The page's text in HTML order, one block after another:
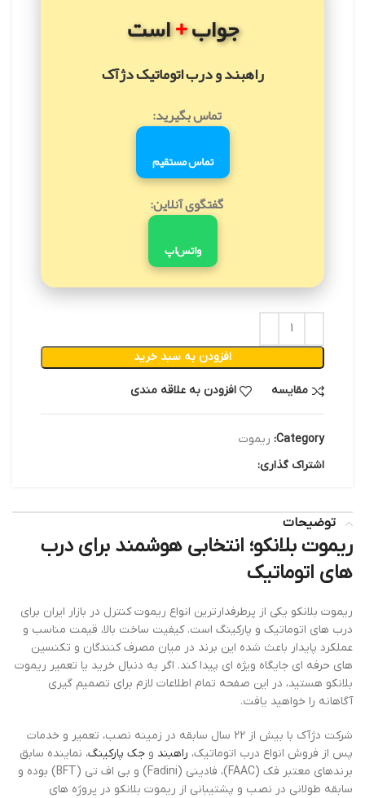
جواب+است
راهبند و درب اتوماتیک دژآک
تماس بگیرید:
تماس مستقیم
گفتگوی آنلاین:
واتس‌اپ
افزودن به سبد خرید
مقایسه افزودن به علاقه مندی
Category: ریموت
اشتراک گذاری:
توضیحات
ریموت بلانکو؛ انتخابی هوشمند برای درب
های اتوماتیک
ریموت بلانکو یکی از پرطرفدارترین انواع ریموت کنترل در بازار ایران برای
درب های اتوماتیک و پارکینگ است. کیفیت ساخت بالا، قیمت مناسب و
عملکرد پایدار باعث شده این برند در میان مصرف کنندگان و تکنسین
های حرفه ای جایگاه ویژه ای پیدا کند. اگر به دنبال خرید یا تعمیر ریموت
بلانکو هستید، در این صفحه تمام اطلاعات لازم برای تصمیم گیری
آگاهانه را خواهید یافت.
شرکت دژآک با بیش از 22 سال سابقه در زمینه نصب، تعمیر و خدمات
پس از فروش انواع درب اتوماتیک، راهبند و جک پارکینگ، نماینده سابق
برندهای معتبر فک (FAAC)، فادینی (Fadini) و بی اف تی (BFT) بوده و
سابقه طولانی در نصب و پشتیبانی از ریموت بلانکو در پروژه های